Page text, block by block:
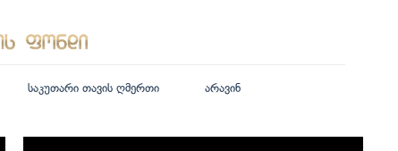
საკუთარი თავის ღმერთი არავინ